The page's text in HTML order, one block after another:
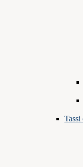
Tassi